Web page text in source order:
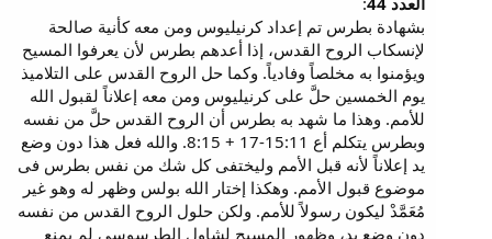
بشهادة بطرس تم إعداد كرنيليوس ومن معه كأنية صالحة
لإنسكاب الروح القدس، إذا أعدهم بطرس لأن يعرفوا المسيح
ويؤمنوا به مخلصاً وفادياً. وكما حل الروح القدس على التلاميذ
يوم الخمسين حلَّ على كرنيليوس ومن معه إعلاناً لقبول الله
للأمم. وهذا ما شهد به بطرس أن الروح القدس حلَّ من نفسه
وبطرس يتكلم أع 15:11-17 + 8:15. والله فعل هذا دون وضع
يد إعلاناً لأنه قبل الأمم وليختفى كل شك من نفس بطرس فى
موضوع قبول الأمم. وهكذا إختار الله بولس وظهر له وهو غير
مُعَمَّدْ ليكون رسولاً للأمم. ولكن حلول الروح القدس من نفسه
دون وضع يد، وظهور المسيح لشاول الطرسوسى لم يمنع